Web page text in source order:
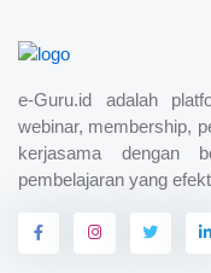
e-Guru.id adalah
webinar, membership,
kerjasama dengan
pembelajaran yang